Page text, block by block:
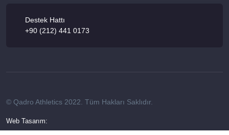
Destek Hattı
+90 (212) 441 0173
© Qadro Athletics 2022. Tüm Hakları Saklıdır.
Web Tasarım: